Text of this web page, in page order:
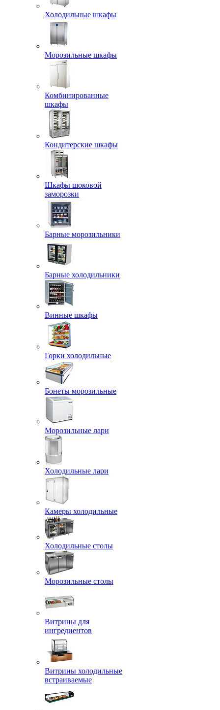
Холодильные шкафы
Морозильные шкафы
Комбинированные
шкафы
Кондитерские шкафы
Шкафы шоковой
заморозки
Барные морозильники
Барные холодильники
Винные шкафы
Горки холодильные
Бонеты морозильные
Морозильные лари
Холодильные лари
Камеры холодильные
Холодильные столы
Морозильные столы
Витрины для
ингредиентов
Витрины холодильные
встраиваемые